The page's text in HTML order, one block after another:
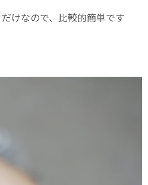
けなので、比較的簡単です